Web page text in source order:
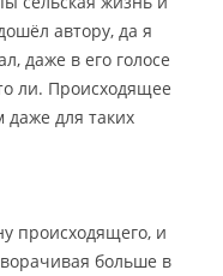
автору, да я
даже в его голосе
ли. Происходящее
даже для таких
происходящего, и
больше в